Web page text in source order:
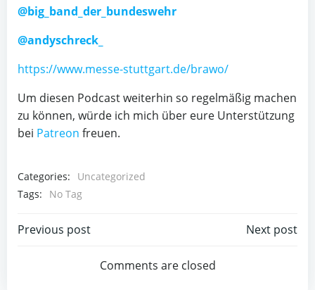
@big_band_der_bundeswehr
@andyschreck_
https://www.messe-stuttgart.de/brawo/
Um diesen Podcast weiterhin so regelmäßig machen
zu können, würde ich mich über eure Unterstützung
bei Patreon freuen.
Categories:
Uncategorized
Tags:
No Tag
Post
navigation
Previous post
navigation
Next post
Comments are closed